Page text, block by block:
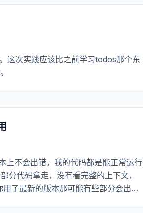
这次实践应该比之前学习todos那个东
上不会出错，我的代码都是能正常运行
分代码拿走，没有看完整的上下文，
了最新的版本那可能有些部分会出